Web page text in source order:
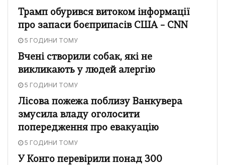
Трамп обурився витоком інформації
про запаси боєприпасів США – CNN
5 ГОДИНИ ТОМУ
Вчені створили собак, які не
викликають у людей алергію
5 ГОДИНИ ТОМУ
Лісова пожежа поблизу Ванкувера
змусила владу оголосити
попередження про евакуацію
5 ГОДИНИ ТОМУ
У Конго перевірили понад 300